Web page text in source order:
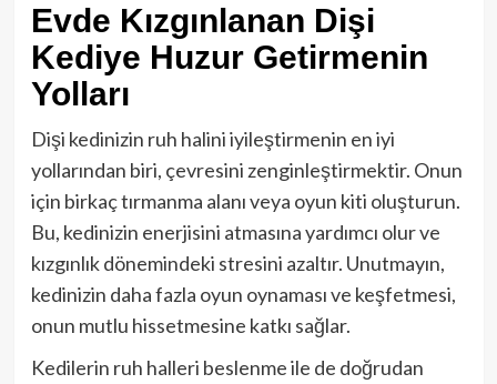
Evde Kızgınlanan Dişi
Kediye Huzur Getirmenin
Yolları
Dişi kedinizin ruh halini iyileştirmenin en iyi
yollarından biri, çevresini zenginleştirmektir. Onun
için birkaç tırmanma alanı veya oyun kiti oluşturun.
Bu, kedinizin enerjisini atmasına yardımcı olur ve
kızgınlık dönemindeki stresini azaltır. Unutmayın,
kedinizin daha fazla oyun oynaması ve keşfetmesi,
onun mutlu hissetmesine katkı sağlar.
Kedilerin ruh halleri beslenme ile de doğrudan